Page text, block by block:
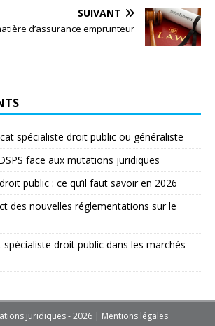
SUIVANT
d’assurance emprunteur
spécialiste droit public ou généraliste
face aux mutations juridiques
public : ce qu’il faut savoir en 2026
des nouvelles réglementations sur le
spécialiste droit public dans les marchés
juridiques - 2026 | Mentions légales